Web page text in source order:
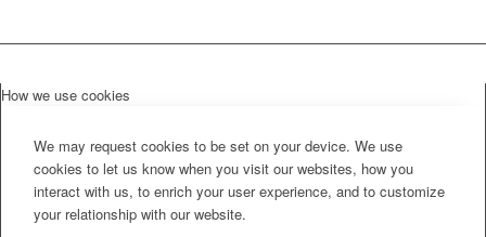
How we use cookies
We may request cookies to be set on your device. We use
cookies to let us know when you visit our websites, how you
interact with us, to enrich your user experience, and to customize
your relationship with our website.